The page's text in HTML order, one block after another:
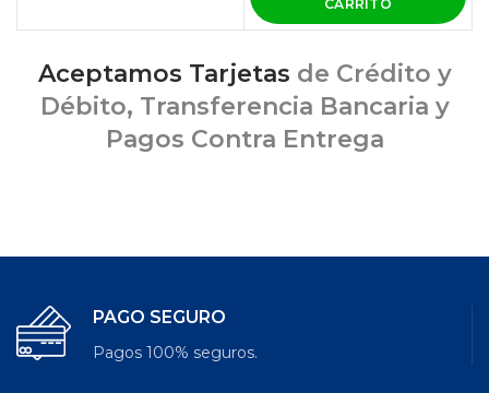
CARRITO
Aceptamos Tarjetas de Crédito y
Débito, Transferencia Bancaria y
Pagos Contra Entrega
PAGO SEGURO
Pagos 100% seguros.